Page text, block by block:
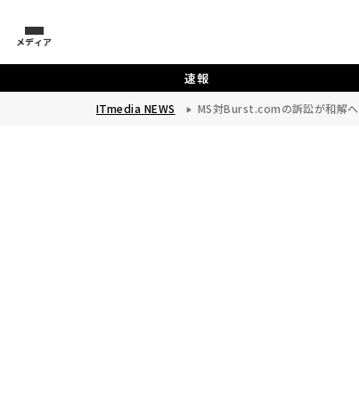
メディア
速報
ITmedia NEWS MS対Burst.comの訴訟が和解へ